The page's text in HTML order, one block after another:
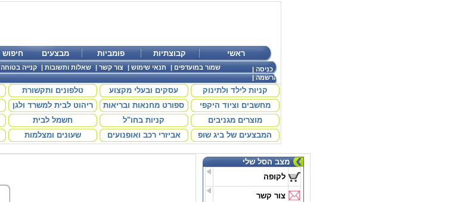
חיפוש מבצעים פומביות קבוצתיות ראשי
שמור במועדפים | תנאי שימוש | צור קשר | שאלות ותשובות | קנייה בטוחה כניסה |
הרשמה|
קניות לילד ולתינוק עסקים ובעלי מקצוע טלפונים ותקשורת
מחשבים וציוד היקפי
ספורט מחנאות ובריאות ריהוט לבית למשרד ולגן
מוצרים מגניבים
קניות בחו"ל חשמל לבית
המבצעים של ביג שופ
אביזרי רכב ואופנועים שעונים ומצלמות
מצב הסל שלי
לקופה
צור קשר